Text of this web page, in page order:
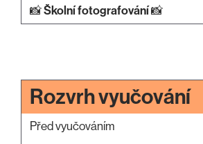
📸Školní fotografování📸
Rozvrh vyučování
Před vyučováním